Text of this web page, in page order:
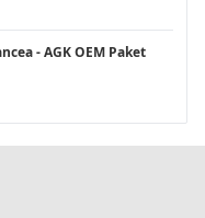
- AGK OEM Paket